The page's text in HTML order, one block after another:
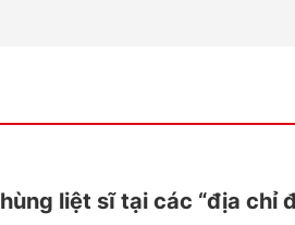
QUẢNG TRỊ
liệt sĩ tại các “địa chỉ